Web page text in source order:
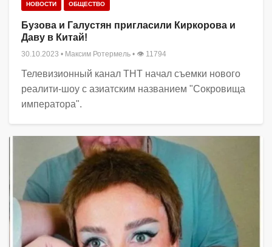
НОВОСТИ ОБЩЕСТВО
Бузова и Галустян пригласили Киркорова и
Даву в Китай!
30.10.2023 • Максим Ротермель • 👁 11794
Телевизионный канал ТНТ начал съемки нового
реалити-шоу с азиатским названием "Сокровища
императора".